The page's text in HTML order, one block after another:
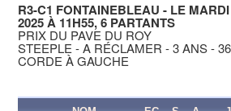
R3-C1 FONTAINEBLEAU - LE
2025 À 11H55, 6 PARTANTS
PRIX DU PAVE DU ROY
STEEPLE - A RÉCLAMER - 3 ANS -
CORDE À GAUCHE